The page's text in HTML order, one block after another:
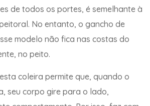
de todos os portes, é semelhante à
No entanto, o gancho de
modelo não fica nas costas do
no peito.
coleira permite que, quando o
seu corpo gire para o lado,